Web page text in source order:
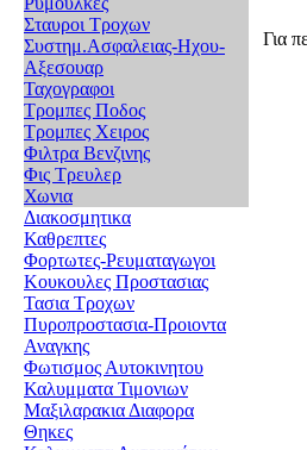
Σταυροι Τροχων
Συστημ.Ασφαλειας-Ηχου-
Αξεσουαρ
Ταχογραφοι
Τρομπες Ποδος
Τρομπες Χειρος
Φιλτρα Βενζινης
Φις Τρευλερ
Χωνια
Διακοσμητικα
Καθρεπτες
Φορτωτες-Ρευματαγωγοι
Κουκουλες Προστασιας
Τασια Τροχων
Πυροπροστασια-Προιοντα
Αναγκης
Φωτισμος Αυτοκινητου
Καλυμματα Τιμονιων
Μαξιλαρακια Διαφορα
Θηκες
Για